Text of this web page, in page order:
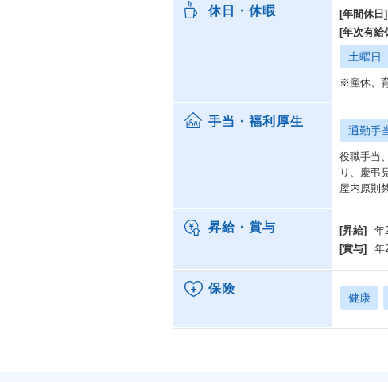
休日・休暇 [年間休日]
[年次有給
土曜日
※産休、
手当・福利厚生
通勤手
役職手当
り、慶弔
屋内原則
昇給・賞与 [昇給]
年
[賞与]
年
保険
健康